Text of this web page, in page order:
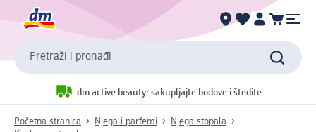
Pretraži i pronađi
dm active beauty: sakupljajte bodove i štedite
Početna stranica Njega i parfemi
Njega stopala